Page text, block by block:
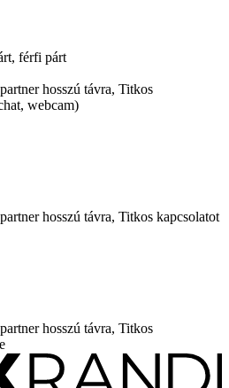
férfi párt
hosszú távra, Titkos
webcam)
hosszú távra, Titkos kapcsolatot
hosszú távra, Titkos